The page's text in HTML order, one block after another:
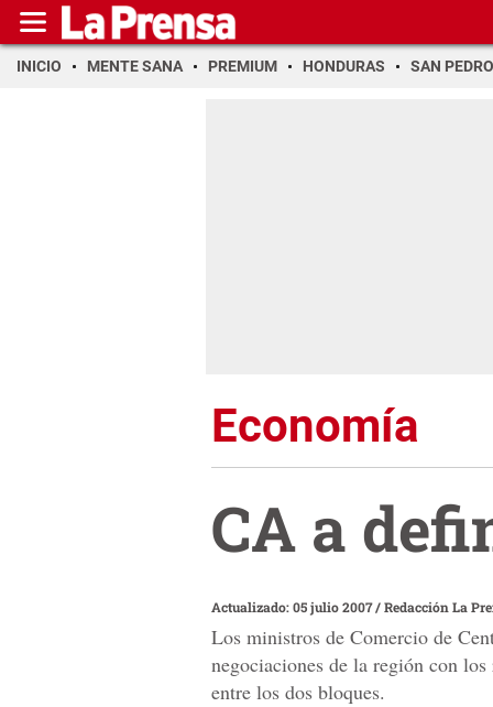
INICIO MENTE SANA PREMIUM HONDURAS SAN PEDRO
Economía
CA a
Actualizado: 05 julio 2007/Redacción La
Los ministros de Comercio de
negociaciones de la región con
entre los dos bloques.